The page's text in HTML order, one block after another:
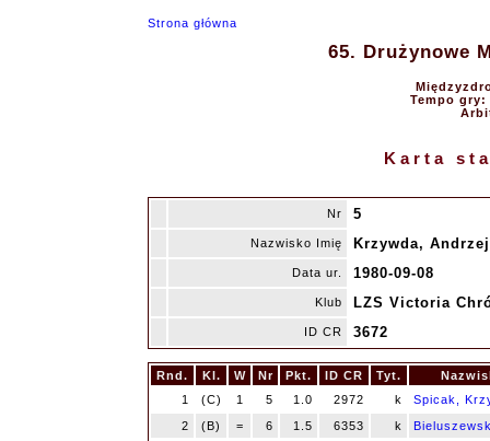
Strona główna
65. Drużynowe
Tempo gry:
Karta
Nr 5
Nazwisko Imię Krzywda, Andrzej
Data ur. 1980-09-08
Klub LZS Victoria
ID CR 3672
Rnd. Kl. W Nr Pkt. ID CR Tyt.
1
(C) 1 5 1.0 2972 k
Spicak,
2
(B) = 6 1.5 6353 k